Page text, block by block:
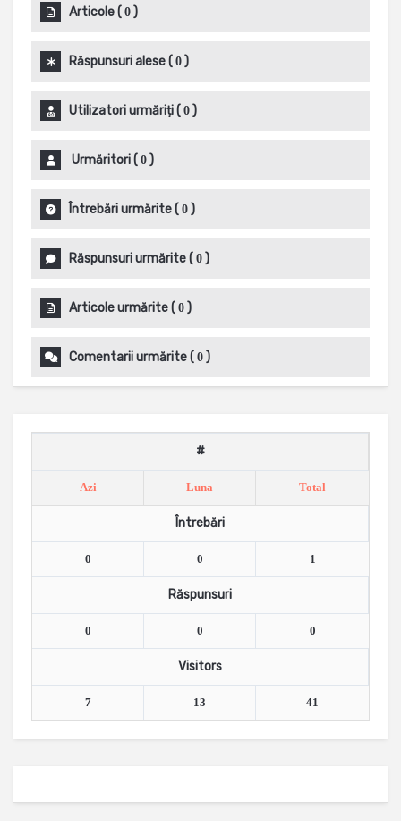
Articole( 0 )
Răspunsuri alese( 0 )
Utilizatori urmăriți( 0 )
Urmăritori( 0 )
Întrebări urmărite( 0 )
Răspunsuri urmărite( 0 )
Articole urmărite( 0 )
Comentarii urmărite( 0 )
#
Azi Luna Total
Întrebări
0 0 1
Răspunsuri
0 0 0
Visitors
7 13 41